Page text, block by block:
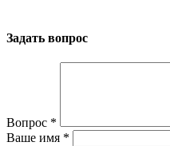
Задать вопрос
Вопрос *
Ваше имя *